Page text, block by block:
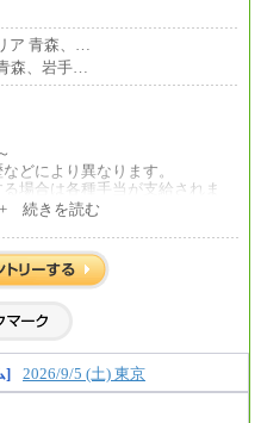
ング ※2027年新卒募集終了
円
月給400,000円
円以上 、京都：月給193,000 円
・経験・勤務地などにより
変更はございません。
ア 青森、…
森、岩手…
どにより異なります。
場合は各種手当が支給されま
異なります。
場合は各種手当が支給されま
変更はございません
+ 続きを読む
] 2026/9/5 (土) 東京